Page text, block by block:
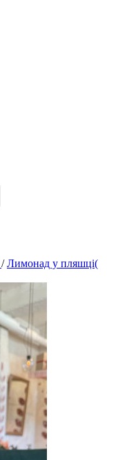
/Лимонад у пляшці(